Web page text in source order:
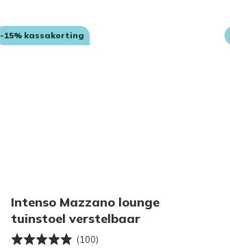
-15% kassakorting
Intenso Mazzano lounge
tuinstoel verstelbaar
(100)